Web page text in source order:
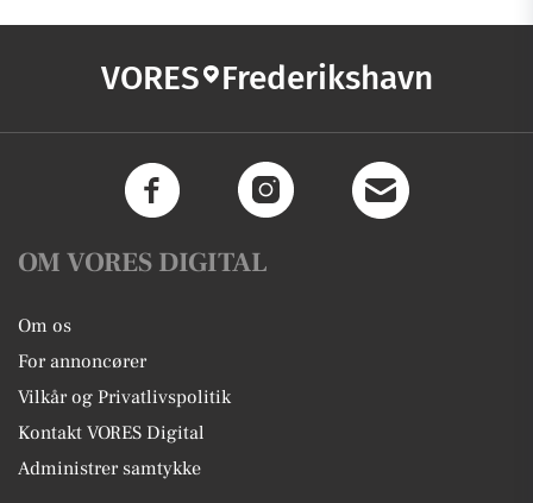
VORES Frederikshavn
OM VORES DIGITAL
Om os
For annoncører
Vilkår og Privatlivspolitik
Kontakt VORES Digital
Administrer samtykke